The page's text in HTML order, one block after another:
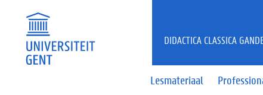
Lesmateriaal
DIDACTICA CLASSICA